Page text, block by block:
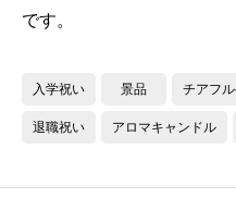
です。
入学祝い 景品 チアフ
退職祝い アロマキャンドル